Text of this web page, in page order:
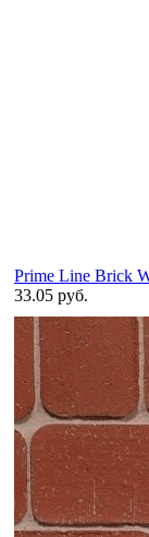
Prime Line Brick
33.05 руб.